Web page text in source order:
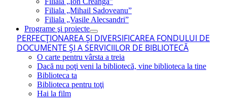
Filiala „Mihail Sadoveanu”
Filiala „Vasile Alecsandri”
Programe şi proiecte
PERFECŢIONAREA ŞI DIVERSIFICAREA FONDULUI DE
DOCUMENTE ŞI A SERVICIILOR DE BIBLIOTECĂ
O carte pentru vârsta a treia
Dacă nu poţi veni la bibliotecă, vine biblioteca la tine
Biblioteca ta
Biblioteca pentru toţi
Hai la film